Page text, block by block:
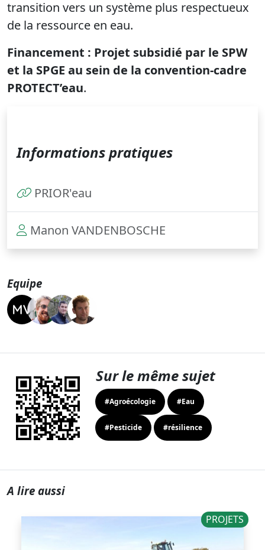
transition vers un système plus respectueux
de la ressource en eau.
Financement : Projet subsidié par le SPW
et la SPGE au sein de la convention-cadre
PROTECT’eau.
Informations pratiques
PRIOR'eau
Manon VANDENBOSCHE
Equipe
Sur le même sujet
#Agroécologie #Eau
#Pesticide #résilience
A lire aussi
PROJETS